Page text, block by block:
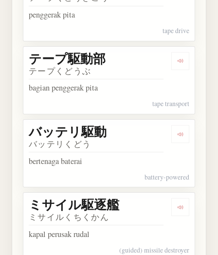
penggerak pita
tape drive
Dengarkan
テープ駆動部
テープくどうぶ
bagian penggerak pita
tape transport
Dengarkan
バッテリ駆動
バッテリくどう
bertenaga baterai
battery-powered
Dengarkan
ミサイル駆逐艦
ミサイルくちくかん
kapal perusak rudal
(guided) missile destroyer